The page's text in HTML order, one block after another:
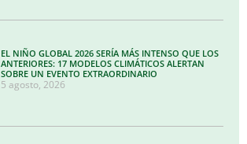
EL NIÑO GLOBAL 2026 SERÍA MÁS INTENSO QUE LOS
ANTERIORES: 17 MODELOS CLIMÁTICOS ALERTAN
SOBRE UN EVENTO EXTRAORDINARIO
5 agosto, 2026